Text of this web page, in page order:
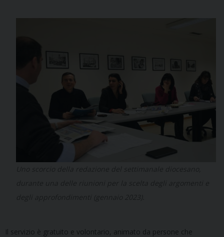
Il servizio è gratuito e volontario, animato da persone che